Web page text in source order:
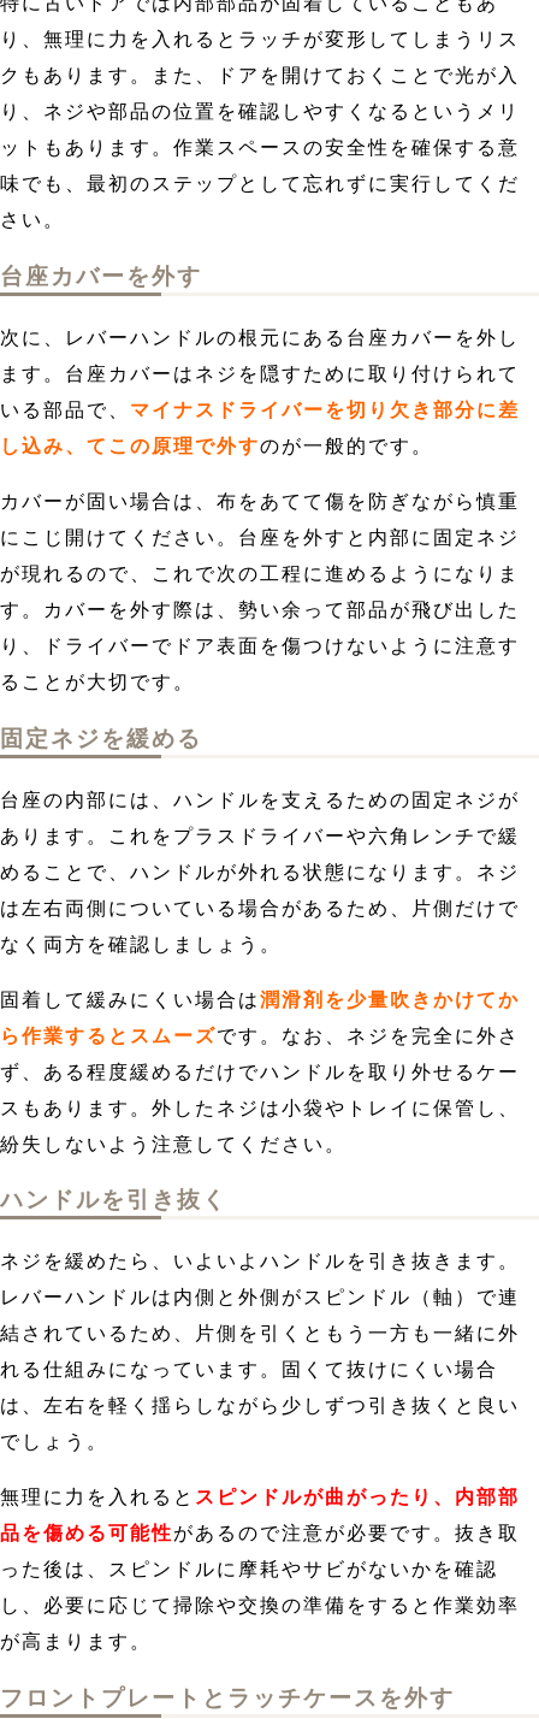
り、無理に力を入れるとラッチが変形してしまうリス
クもあります。また、ドアを開けておくことで光が入
り、ネジや部品の位置を確認しやすくなるというメリ
ットもあります。作業スペースの安全性を確保する意
味でも、最初のステップとして忘れずに実行してくだ
さい。
台座カバーを外す
次に、レバーハンドルの根元にある台座カバーを外し
ます。台座カバーはネジを隠すために取り付けられて
いる部品で、 マイナスドライバーを切り欠き部分に差
し込み、てこの原理で外すのが一般的です。
カバーが固い場合は、布をあてて傷を防ぎながら慎重
にこじ開けてください。台座を外すと内部に固定ネジ
が現れるので、これで次の工程に進めるようになりま
す。カバーを外す際は、勢い余って部品が飛び出した
り、ドライバーでドア表面を傷つけないように注意す
ることが大切です。
固定ネジを緩める
台座の内部には、ハンドルを支えるための固定ネジが
あります。これをプラスドライバーや六角レンチで緩
めることで、ハンドルが外れる状態になります。ネジ
は左右両側についている場合があるため、片側だけで
なく両方を確認しましょう。
固着して緩みにくい場合は潤滑剤を少量吹きかけてか
ら作業するとスムーズです。なお、ネジを完全に外さ
ず、ある程度緩めるだけでハンドルを取り外せるケー
スもあります。外したネジは小袋やトレイに保管し、
紛失しないよう注意してください。
ハンドルを引き抜く
ネジを緩めたら、いよいよハンドルを引き抜きます。
レバーハンドルは内側と外側がスピンドル（軸）で連
結されているため、片側を引くともう一方も一緒に外
れる仕組みになっています。固くて抜けにくい場合
は、左右を軽く揺らしながら少しずつ引き抜くと良い
でしょう。
無理に力を入れると スピンドルが曲がったり、内部部
品を傷める可能性があるので注意が必要です。抜き取
った後は、スピンドルに摩耗やサビがないかを確認
し、必要に応じて掃除や交換の準備をすると作業効率
が高まります。
フロントプレートとラッチケースを外す